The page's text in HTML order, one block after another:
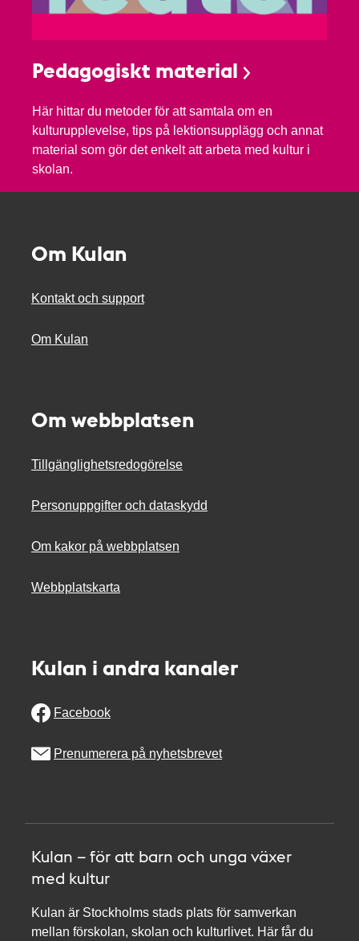
Pedagogiskt material
Här hittar du metoder för att samtala om en
kulturupplevelse, tips på lektionsupplägg och annat
material som gör det enkelt att arbeta med kultur i
skolan.
Om Kulan
Kontakt och support
Om Kulan
Om webbplatsen
Tillgänglighetsredogörelse
Personuppgifter och dataskydd
Om kakor på webbplatsen
Webbplatskarta
Kulan i andra kanaler
Facebook
Prenumerera på nyhetsbrevet
Kulan – för att barn och unga växer
med kultur
Kulan är Stockholms stads plats för samverkan
mellan förskolan, skolan och kulturlivet. Här får du